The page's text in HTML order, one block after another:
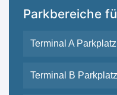
Parkbereiche
Terminal A
Terminal B